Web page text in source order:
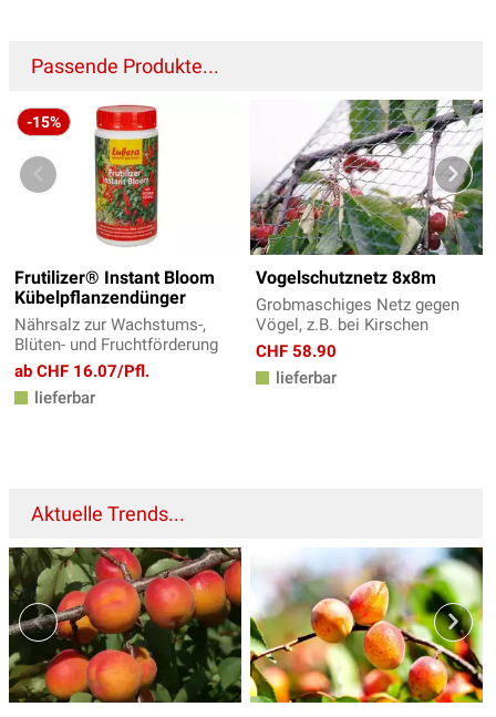
Passende Produkte...
-15%
Frutilizer® Instant Bloom
Kübelpflanzendünger
Nährsalz zur Wachstums-,
Blüten- und Fruchtförderung
ab CHF 16.07/Pfl.
lieferbar
Vogelschutznetz 8x8m
Grobmaschiges Netz gegen
Vögel, z.B. bei Kirschen
CHF 58.90
lieferbar
Aktuelle Trends...